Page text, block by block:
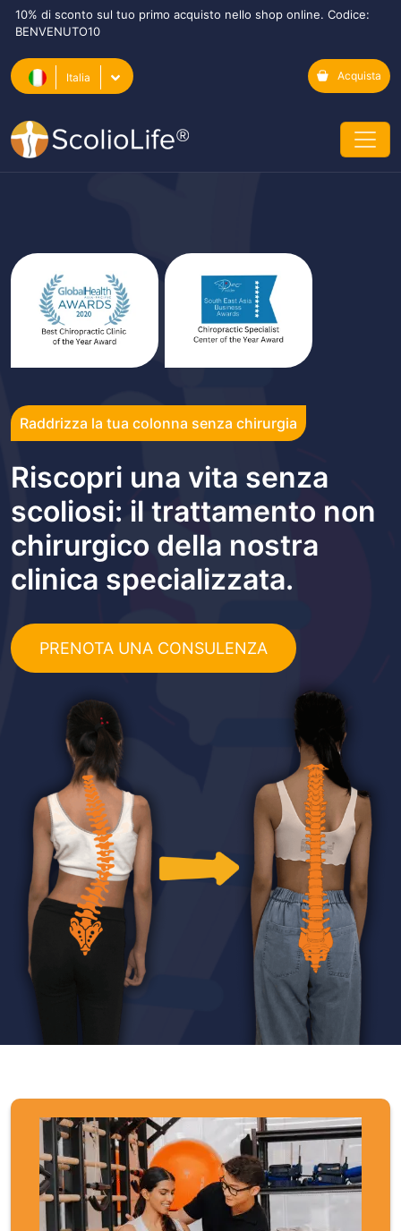
10% di sconto sul tuo primo acquisto nello shop online. Codice:
BENVENUTO10
Italia Acquista
Raddrizza la tua colonna senza chirurgia
Riscopri una vita senza
scoliosi: il trattamento non
chirurgico della nostra
clinica specializzata.
PRENOTA UNA CONSULENZA